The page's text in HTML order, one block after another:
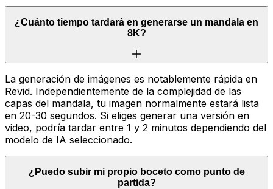
¿Cuánto tiempo tardará en generarse un mandala en
8K?
La generación de imágenes es notablemente rápida en
Revid. Independientemente de la complejidad de las
capas del mandala, tu imagen normalmente estará lista
en 20-30 segundos. Si eliges generar una versión en
video, podría tardar entre 1 y 2 minutos dependiendo del
modelo de IA seleccionado.
¿Puedo subir mi propio boceto como punto de
partida?